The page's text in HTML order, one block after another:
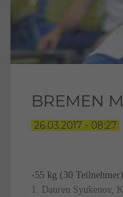
BREMEN
26.03.2017 - 08:27
-55 kg (30
1. Dauren Syukenov,